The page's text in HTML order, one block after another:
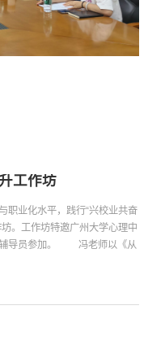
工作坊
业化水平，践行“兴校业共奋
。工作坊特邀广州大学心理中
辅导员参加。 冯老师以《从
径与流程、选题思路以及申请